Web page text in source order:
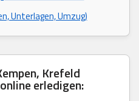
Unterlagen, Umzug)
Krefeld
erledigen: